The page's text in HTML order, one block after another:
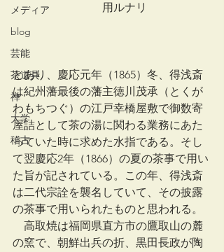
メディア
blog
芸能
茶道具
禅
大学
稽古
用ルナリ
とあり、慶応元年（1865）冬、得浅斎
は紀州藩最後の藩主徳川茂承（とくが
わもちつぐ）の江戸幸橋屋敷で御数寄
屋詰として茶の湯に関わる業務にあた
っていた時に求めた水指である。そし
て翌慶応2年（1866）の夏の茶事で用い
た旨が記されている。この年、得浅斎
は二代宗詮を襲名していて、その披露
の茶事で用いられたものと思われる。
高取焼は福岡県直方市の鷹取山の麓
の窯で、朝鮮出兵の折、黒田長政が陶